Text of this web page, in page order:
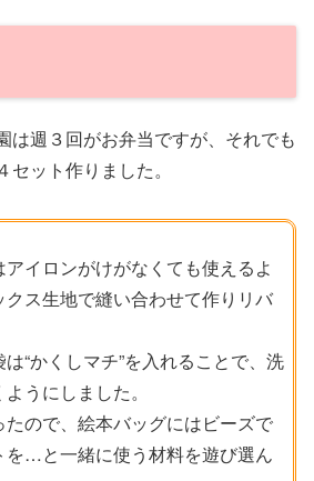
は週３回がお弁当ですが、それでも
ット作りました。
イロンがけがなくても使えるよ
クス生地で縫い合わせて作りリバ
“かくしマチ”を入れることで、洗
うにしました。
ので、絵本バッグにはビーズで
を…と一緒に使う材料を遊び選ん